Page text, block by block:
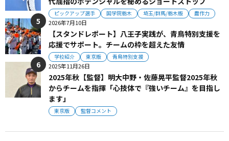
ピックアップ選手 国学院栃木 埼玉/群馬/栃木版 農作力
2026年7月10日
【スタンドレポート】八王子実践が、青鳥特別支援を
応援でサポート。チームの枠を超えた友情
学校紹介 東京版 青鳥特別支援
2025年11月26日
2025年秋【監督】明大中野・佐藤晃平監督2025年秋
からチームを指揮「心技体で『強いチーム』を目指し
ます」
東京版 監督コメント